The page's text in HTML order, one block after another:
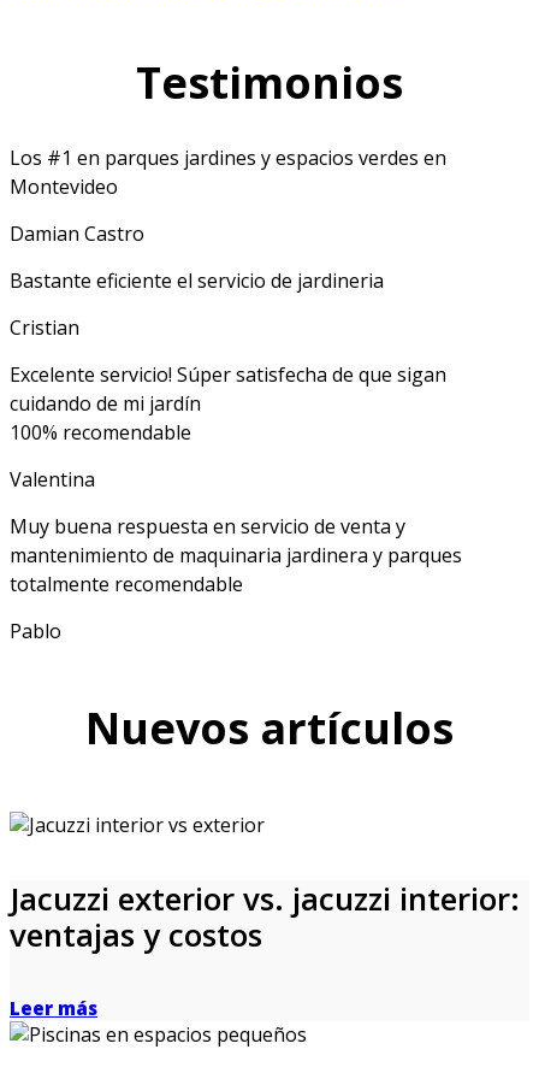
Testimonios
Los #1 en parques jardines y espacios verdes en
Montevideo
Damian Castro
Bastante eficiente el servicio de jardineria
Cristian
Excelente servicio! Súper satisfecha de que sigan
cuidando de mi jardín
100% recomendable
Valentina
Muy buena respuesta en servicio de venta y
mantenimiento de maquinaria jardinera y parques
totalmente recomendable
Pablo
Nuevos artículos
Jacuzzi exterior vs. jacuzzi interior:
ventajas y costos
Leer más